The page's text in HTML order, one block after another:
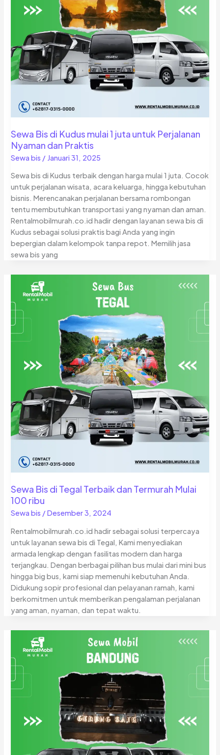
Sewa Bis di Kudus mulai 1 juta untuk Perjalanan
Nyaman dan Praktis
Sewa bis / Januari 31, 2025
Sewa bis di Kudus terbaik dengan harga mulai 1 juta. Cocok
untuk perjalanan wisata, acara keluarga, hingga kebutuhan
bisnis. Merencanakan perjalanan bersama rombongan
tentu membutuhkan transportasi yang nyaman dan aman.
Rentalmobilmurah.co.id hadir dengan layanan sewa bis di
Kudus sebagai solusi praktis bagi Anda yang ingin
bepergian dalam kelompok tanpa repot. Memilih jasa
sewa bis yang
Sewa Bis di Tegal Terbaik dan Termurah Mulai
100 ribu
Sewa bis /Desember 3, 2024
Rentalmobilmurah.co.id hadir sebagai solusi terpercaya
untuk layanan sewa bis di Tegal, Kami menyediakan
armada lengkap dengan fasilitas modern dan harga
terjangkau. Dengan berbagai pilihan bus mulai dari mini bus
hingga big bus, kami siap memenuhi kebutuhan Anda.
Didukung sopir profesional dan pelayanan ramah, kami
berkomitmen untuk memberikan pengalaman perjalanan
yang aman, nyaman, dan tepat waktu.